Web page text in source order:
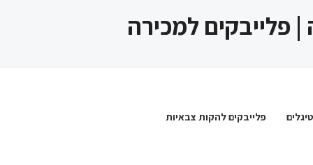
| פלייבקים למכירה
פלייבקים להקות צבאיות